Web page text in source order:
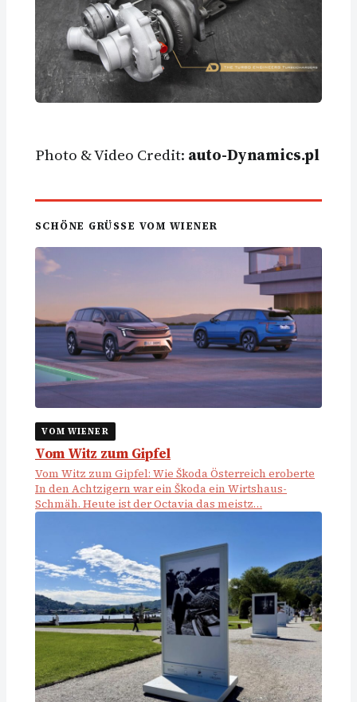
Photo & Video Credit: auto-Dynamics.pl
SCHÖNE GRÜSSE VOM WIENER
VOM WIENER
Vom Witz zum Gipfel
Vom Witz zum Gipfel: Wie Škoda Österreich eroberte
In den Achtzigern war ein Škoda ein Wirtshaus-
Schmäh. Heute ist der Octavia das meistz…